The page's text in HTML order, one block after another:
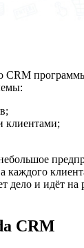
CRM
клиентами;
дело и идёт
CRM